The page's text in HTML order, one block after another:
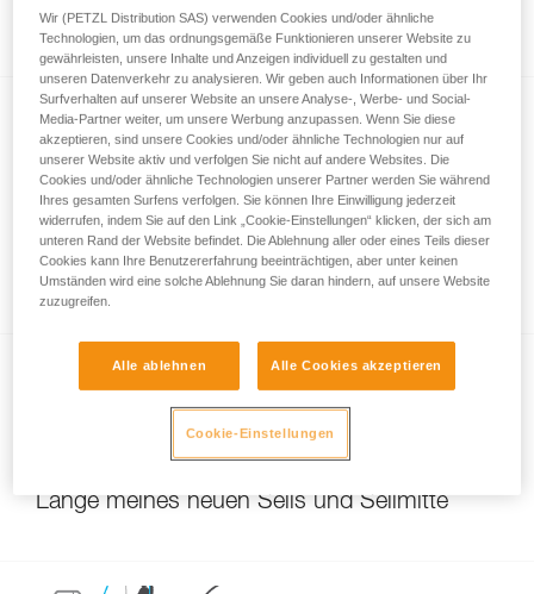
Verhalten von neuen Seilen
Veränderung der Länge des Seils durch den
Gebrauch
Länge meines neuen Seils und Seilmitte
Wir (PETZL Distribution SAS) verwenden Cookies und/oder ähnliche
Technologien, um das ordnungsgemäße Funktionieren unserer Website zu
gewährleisten, unsere Inhalte und Anzeigen individuell zu gestalten und
unseren Datenverkehr zu analysieren. Wir geben auch Informationen über Ihr
Surfverhalten auf unserer Website an unsere Analyse-, Werbe- und Social-
Media-Partner weiter, um unsere Werbung anzupassen. Wenn Sie diese
akzeptieren, sind unsere Cookies und/oder ähnliche Technologien nur auf
unserer Website aktiv und verfolgen Sie nicht auf andere Websites. Die
Cookies und/oder ähnliche Technologien unserer Partner werden Sie während
Ihres gesamten Surfens verfolgen. Sie können Ihre Einwilligung jederzeit
widerrufen, indem Sie auf den Link „Cookie-Einstellungen“ klicken, der sich am
unteren Rand der Website befindet. Die Ablehnung aller oder eines Teils dieser
Cookies kann Ihre Benutzererfahrung beeinträchtigen, aber unter keinen
Umständen wird eine solche Ablehnung Sie daran hindern, auf unsere Website
zuzugreifen.
Alle ablehnen Alle Cookies akzeptieren
Cookie-Einstellungen